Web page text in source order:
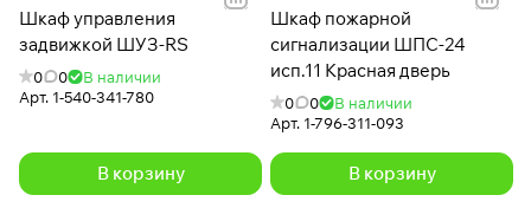
Шкаф управления
задвижкой ШУЗ-RS
0 0
В наличии
Арт. 1-540-341-780
В корзину
Шкаф пожарной
сигнализации ШПС-24
исп.11 Красная дверь
0 0
В наличии
Арт. 1-796-311-093
В корзину